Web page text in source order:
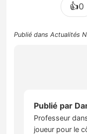
👍0
Publié dansActualités
Publié par
Professeur
joueur pour le